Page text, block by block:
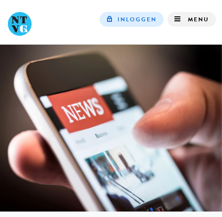
INLOGGEN MENU